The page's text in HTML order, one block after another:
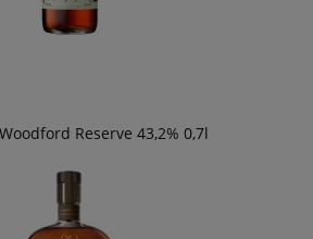
Reserve 43,2% 0,7l